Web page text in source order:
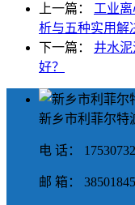
上一篇： 工业
析与五种实用解
下一篇： 井水
好？
新乡市利菲尔特
电 话：
邮 箱：